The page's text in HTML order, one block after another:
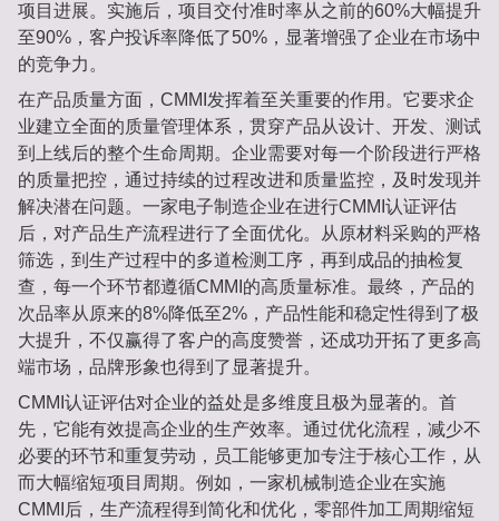
项目进展。实施后，项目交付准时率从之前的60%大幅提升
至90%，客户投诉率降低了50%，显著增强了企业在市场中
的竞争力。
在产品质量方面，CMMI发挥着至关重要的作用。它要求企
业建立全面的质量管理体系，贯穿产品从设计、开发、测试
到上线后的整个生命周期。企业需要对每一个阶段进行严格
的质量把控，通过持续的过程改进和质量监控，及时发现并
解决潜在问题。一家电子制造企业在进行CMMI认证评估
后，对产品生产流程进行了全面优化。从原材料采购的严格
筛选，到生产过程中的多道检测工序，再到成品的抽检复
查，每一个环节都遵循CMMI的高质量标准。最终，产品的
次品率从原来的8%降低至2%，产品性能和稳定性得到了极
大提升，不仅赢得了客户的高度赞誉，还成功开拓了更多高
端市场，品牌形象也得到了显著提升。
CMMI认证评估对企业的益处是多维度且极为显著的。首
先，它能有效提高企业的生产效率。通过优化流程，减少不
必要的环节和重复劳动，员工能够更加专注于核心工作，从
而大幅缩短项目周期。例如，一家机械制造企业在实施
CMMI后，生产流程得到简化和优化，零部件加工周期缩短